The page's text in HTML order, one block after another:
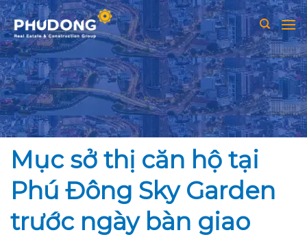
Skip
to
content
Mục sở thị căn hộ tại
Phú Đông Sky Garden
trước ngày bàn giao